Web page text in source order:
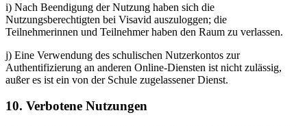
i) Nach Beendigung der Nutzung haben sich die
Nutzungsberechtigten bei Visavid auszuloggen; die
Teilnehmerinnen und Teilnehmer haben den Raum zu verlassen.
j) Eine Verwendung des schulischen Nutzerkontos zur
Authentifizierung an anderen Online-Diensten ist nicht zulässig,
außer es ist ein von der Schule zugelassener Dienst.
10. Verbotene Nutzungen